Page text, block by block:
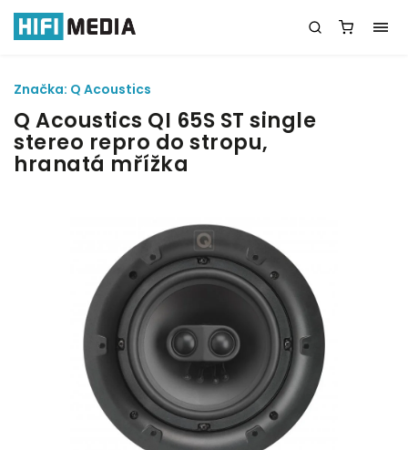
Q Acoustics QI 65S ST single
stereo repro do stropu,
hranatá mřížka
Značka: Q Acoustics